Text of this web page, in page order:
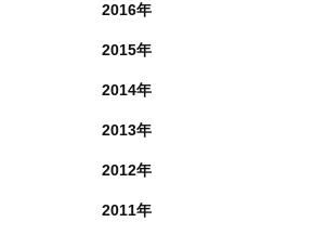
2016年
2015年
2014年
2013年
2012年
2011年